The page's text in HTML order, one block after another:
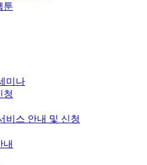
툰
미나
청
비스 안내 및 신청
내